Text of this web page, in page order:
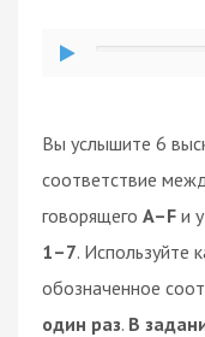
Вы услышите 6
соответствие
говорящего A–F и
1–7. Используйте
обозначенное
один раз. В